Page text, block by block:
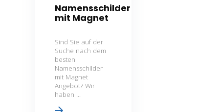
Namensschilder
mit Magnet
Sind Sie auf der
Suche nach dem
besten
Namensschilder
mit Magnet
Angebot? Wir
haben ...